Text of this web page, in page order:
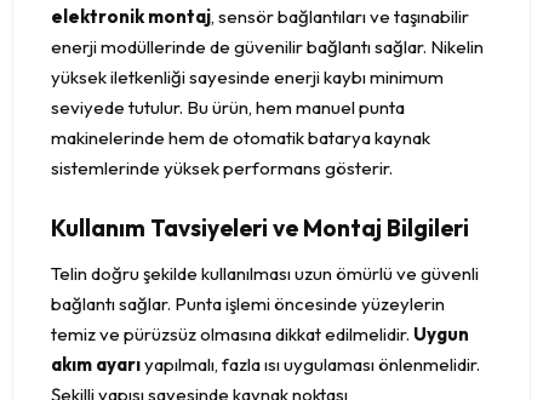
elektronik montaj, sensör bağlantıları ve taşınabilir
enerji modüllerinde de güvenilir bağlantı sağlar. Nikelin
yüksek iletkenliği sayesinde enerji kaybı minimum
seviyede tutulur. Bu ürün, hem manuel punta
makinelerinde hem de otomatik batarya kaynak
sistemlerinde yüksek performans gösterir.
Kullanım Tavsiyeleri ve Montaj Bilgileri
Telin doğru şekilde kullanılması uzun ömürlü ve güvenli
bağlantı sağlar. Punta işlemi öncesinde yüzeylerin
temiz ve pürüzsüz olmasına dikkat edilmelidir. Uygun
akım ayarıyapılmalı, fazla ısı uygulaması önlenmelidir.
Şekilli yapısı sayesinde kaynak noktası